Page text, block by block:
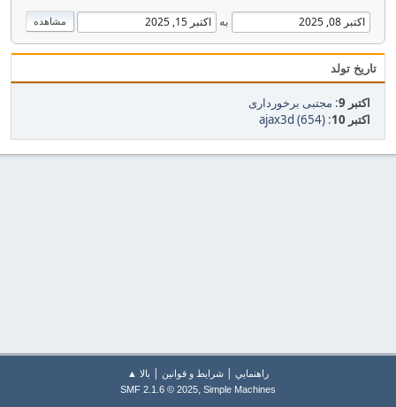
به
تاریخ تولد
اکتبر 9 : مجتبی برخورداری
اکتبر 10
:
ajax3d (654)
راهنمايي | شرایط و قوانین | بالا ▲
SMF 2.1.6 © 2025, Simple Machines